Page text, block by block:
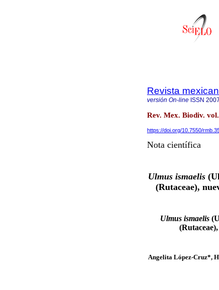
Revista
versión On-line ISSN
Rev. Mex. Biodiv.
https://doi.org/10.7550/
Nota científica
Ulmus ismaelis
(Rutaceae),
Ulmus ismaelis
Angelita López-Cruz*,